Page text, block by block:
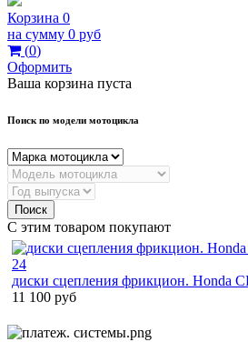
Корзина 0
на сумму 0 руб
(0)
Оформить
Ваша корзина пуста
Поиск по модели мотоцикла
Поиск
С этим товаром покупают
диски сцепления фрикцион. Honda
11 100 руб